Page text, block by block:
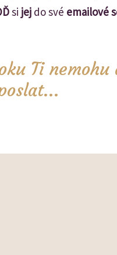
si jej do své emailové
Ti nemohu